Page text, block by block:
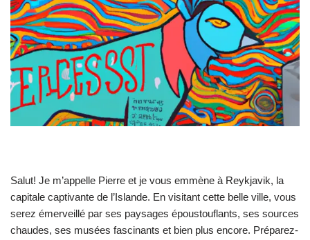
Salut! Je m’appelle Pierre et je vous emmène à Reykjavik, la
capitale captivante de l’Islande. En visitant cette belle ville, vous
serez émerveillé par ses paysages époustouflants, ses sources
chaudes, ses musées fascinants et bien plus encore. Préparez-